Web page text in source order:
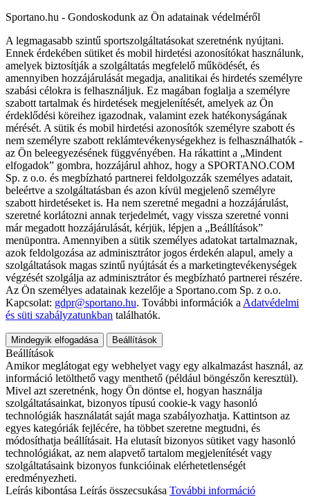
Sportano.hu - Gondoskodunk az Ön adatainak védelméről
A legmagasabb szintű sportszolgáltatásokat szeretnénk nyújtani.
Ennek érdekében sütiket és mobil hirdetési azonosítókat használunk,
amelyek biztosítják a szolgáltatás megfelelő működését, és
amennyiben hozzájárulását megadja, analitikai és hirdetés személyre
szabási célokra is felhasználjuk. Ez magában foglalja a személyre
szabott tartalmak és hirdetések megjelenítését, amelyek az Ön
érdeklődési köreihez igazodnak, valamint ezek hatékonyságának
mérését. A sütik és mobil hirdetési azonosítók személyre szabott és
nem személyre szabott reklámtevékenységekhez is felhasználhatók -
az Ön beleegyezésének függvényében. Ha rákattint a „Mindent
elfogadok” gombra, hozzájárul ahhoz, hogy a SPORTANO.COM
Sp. z o.o. és megbízható partnerei feldolgozzák személyes adatait,
beleértve a szolgáltatásban és azon kívül megjelenő személyre
szabott hirdetéseket is. Ha nem szeretné megadni a hozzájárulást,
szeretné korlátozni annak terjedelmét, vagy vissza szeretné vonni
már megadott hozzájárulását, kérjük, lépjen a „Beállítások”
menüpontra. Amennyiben a sütik személyes adatokat tartalmaznak,
azok feldolgozása az adminisztrátor jogos érdekén alapul, amely a
szolgáltatások magas szintű nyújtását és a marketingtevékenységek
végzését szolgálja az adminisztrátor és megbízható partnerei részére.
Az Ön személyes adatainak kezelője a Sportano.com Sp. z o.o.
Kapcsolat: gdpr@sportano.hu. További információk a Adatvédelmi
és süti szabályzatunkban találhatók.
Mindegyik elfogadása Beállítások
Beállítások
Amikor meglátogat egy webhelyet vagy egy alkalmazást használ, az
információ letölthető vagy menthető (például böngészőn keresztül).
Mivel azt szeretnénk, hogy Ön döntse el, hogyan használja
szolgáltatásainkat, bizonyos típusú cookie-k vagy hasonló
technológiák használatát saját maga szabályozhatja. Kattintson az
egyes kategóriák fejlécére, ha többet szeretne megtudni, és
módosíthatja beállításait. Ha elutasít bizonyos sütiket vagy hasonló
technológiákat, az nem alapvető tartalom megjelenítését vagy
szolgáltatásaink bizonyos funkcióinak elérhetetlenségét
eredményezheti.
Leírás kibontása Leírás összecsukása További információ